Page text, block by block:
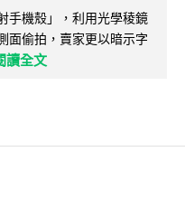
手機殼」，利用光學稜鏡
面偷拍，賣家更以暗示字
讀全文